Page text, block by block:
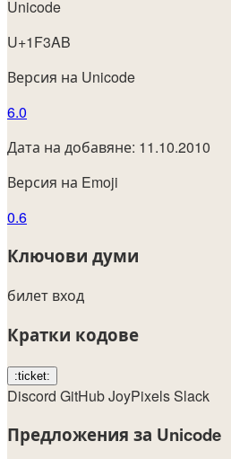
Unicode
U+1F3AB
Версия на Unicode
6.0
Дата на добавяне: 11.10.2010
Версия на Emoji
0.6
Ключови думи
билет вход
Кратки кодове
:ticket:
Discord GitHubJoyPixelsSlack
Предложения за Unicode